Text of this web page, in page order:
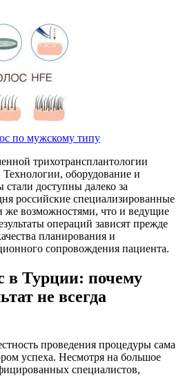
трихотрансплантологии
оборудование и
доступны далеко за
российские специализированные
же возможностями, что и ведущие
операций зависят прежде
планирования и
сопровождения пациента.
в Турции: почему
не всегда
проведения процедуры сама
успеха. Несмотря на большое
специалистов,